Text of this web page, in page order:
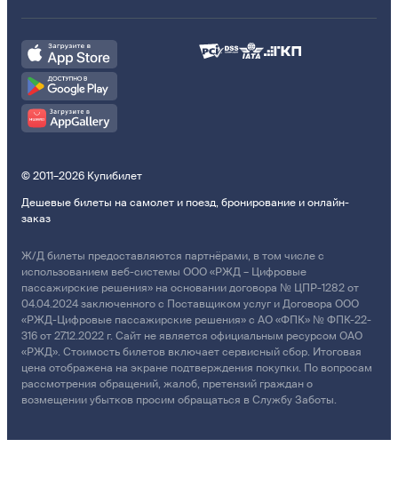
© 2011–2026 Купибилет
Дешевые билеты на самолет и поезд, бронирование и онлайн-
заказ
Ж/Д билеты предоставляются партнёрами, в том числе с
использованием веб-системы ООО «РЖД – Цифровые
пассажирские решения» на основании договора № ЦПР-1282 от
04.04.2024 заключенного с Поставщиком услуг и Договора ООО
«РЖД-Цифровые пассажирские решения» с АО «ФПК» № ФПК-22-
316 от 27.12.2022 г. Сайт не является официальным ресурсом ОАО
«РЖД». Стоимость билетов включает сервисный сбор. Итоговая
цена отображена на экране подтверждения покупки. По вопросам
рассмотрения обращений, жалоб, претензий граждан о
возмещении убытков просим обращаться в Службу Заботы.